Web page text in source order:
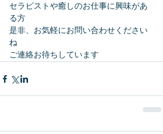
セラピストや癒しのお仕事に興味があ
る方
是非、お気軽にお問い合わせください
ね
ご連絡お待ちしています